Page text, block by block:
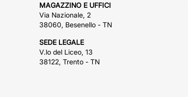
MAGAZZINO E UFFICI
Via Nazionale, 2
38060, Besenello - TN
SEDE LEGALE
V.lo del Liceo, 13
38122, Trento - TN